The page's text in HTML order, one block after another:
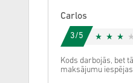
Carlos
3/5
Kods darbojās, bet
maksājumu